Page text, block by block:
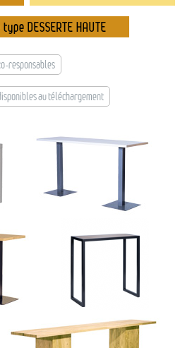
DESSERTE HAUTE
responsables
au téléchargement